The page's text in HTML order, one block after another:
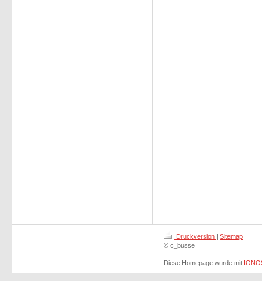
Druckversion
Sitemap
© c_busse
Diese Homepage wurde mit